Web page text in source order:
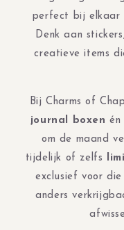
perfect bij elkaar
Denk aan
creatieve items
Bij Charms of
journal boxen én
om de maand
tijdelijk of zelfs
exclusief voor
anders